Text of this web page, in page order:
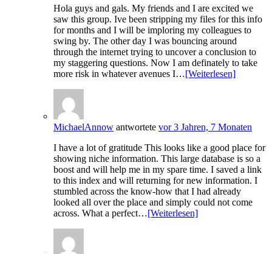
Hola guys and gals. My friends and I are excited we
saw this group. Ive been stripping my files for this info
for months and I will be imploring my colleagues to
swing by. The other day I was bouncing around
through the internet trying to uncover a conclusion to
my staggering questions. Now I am definately to take
more risk in whatever avenues I…[Weiterlesen]
MichaelAnnow antwortete vor 3 Jahren, 7 Monaten
I have a lot of gratitude This looks like a good place for
showing niche information. This large database is so a
boost and will help me in my spare time. I saved a link
to this index and will returning for new information. I
stumbled across the know-how that I had already
looked all over the place and simply could not come
across. What a perfect…[Weiterlesen]